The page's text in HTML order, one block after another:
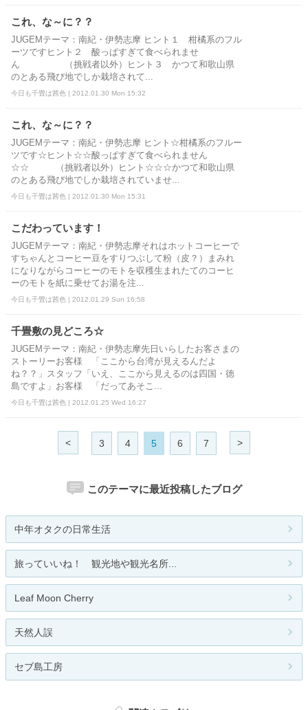
これ、な～に？？
JUGEMテーマ：南紀・伊勢志摩 ヒント１ 柑橘系のフル
ーツですヒント２ 酸っぱすぎて食べられませ
ん （挑戦者以外）ヒント３ かつて和歌山県
のとある飛び地でしか栽培されて...
今日も千畳は茜色 | 2012.01.30 Mon 15:32
これ、な～に？？
JUGEMテーマ：南紀・伊勢志摩 ヒント☆柑橘系のフルー
ツです☆ヒント☆☆酸っぱすぎて食べられません
☆☆ （挑戦者以外）ヒント☆☆☆かつて和歌山県
のとある飛び地でしか栽培されていませ...
今日も千畳は茜色 | 2012.01.30 Mon 15:31
こだわっています！
JUGEMテーマ：南紀・伊勢志摩それはホットコーヒーで
すちゃんとコーヒー豆をすりつぶして粉（皮？）まみれ
になりながらコーヒーのモトを収穫生まれたてのコーヒ
ーのモトを紙に乗せてお湯を注...
今日も千畳は茜色 | 2012.01.29 Sun 16:58
千畳敷の見どころ☆
JUGEMテーマ：南紀・伊勢志摩先日いらしたお客さまの
ストーリーお客様 「ここから台湾が見えるんだよ
ね？？」スタッフ「いえ、ここから見えるのは四国・徳
島ですよ」お客様 「だってあそこ...
今日も千畳は茜色 | 2012.01.25 Wed 16:27
< 3 4 5 6 7 >
このテーマに最近投稿したブログ
中年オタクの日常生活
旅っていいね！ 観光地や観光名所...
Leaf Moon Cherry
天然人誤
セブ島工房